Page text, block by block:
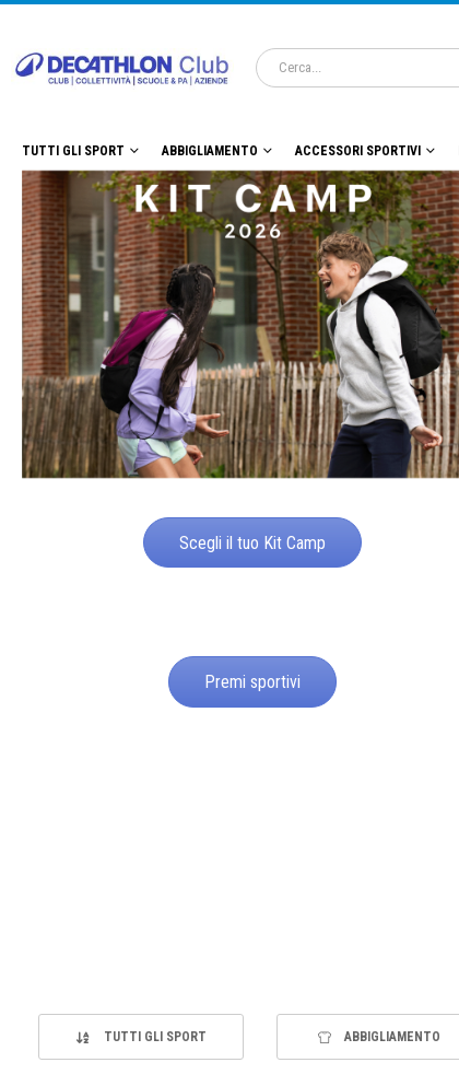
TUTTI GLI SPORT ABBIGLIAMENTO ACCESSORI SPORTIVI
Scegli il tuo Kit Camp
Premi sportivi
TUTTI GLI SPORT ABBIGLIAMENTO